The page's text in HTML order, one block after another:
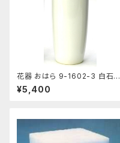
花器 おはら 9-1602-3 白石投
入 白 花瓶 フラワーベース
¥5,400